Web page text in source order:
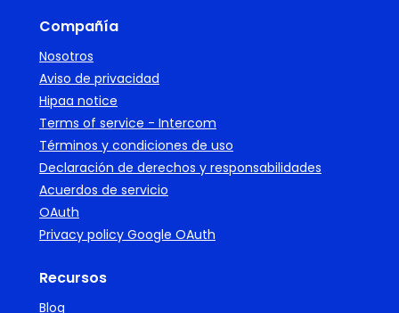
Compañía
Nosotros
Aviso de privacidad
Hipaa notice
Terms of service - Intercom
Términos y condiciones de uso
Declaración de derechos y responsabilidades
Acuerdos de servicio
OAuth
Privacy policy Google OAuth
Recursos
Blog